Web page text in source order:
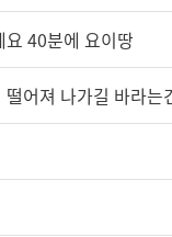
요 40분에 요이땅
어져 나가길 바라는